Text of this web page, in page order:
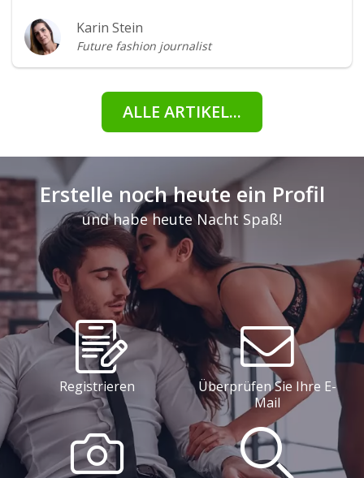
Karin Stein
Future fashion journalist
ALLE ARTIKEL...
Erstelle noch heute ein Profil
und habe heute Nacht Spaß!
Registrieren
Überprüfen Sie Ihre E-
Mail